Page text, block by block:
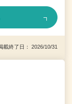
終了日： 2026/10/31